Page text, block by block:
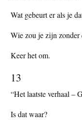
Wat gebeurt er als je
Wie zou je zijn zonder
Keer het om.
13
“Het laatste verhaal –
Is dat waar?